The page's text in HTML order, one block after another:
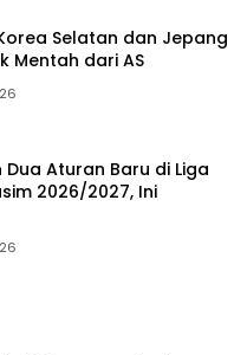
Selatan dan Jepang
Mentah dari AS
Dua Aturan Baru di Liga
2026/2027, Ini